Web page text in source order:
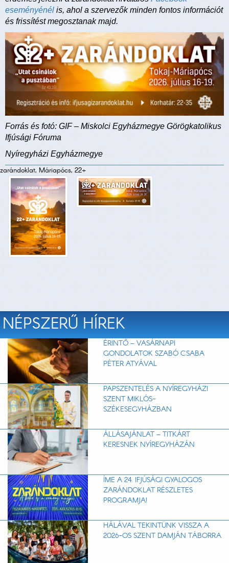
eseményénél is, ahol a szervezők minden fontos információt
és frissítést megosztanak majd.
Forrás és fotó: GIF – Miskolci Egyházmegye Görögkatolikus
Ifjúsági Fóruma
Nyíregyházi Egyházmegye
zarándoklat, Máriapócs, 22+
NÉPSZERŰ HÍREK
ÉRINTŐ – VASÁRNAPI
GONDOLATOK SZABÓ CSABA
PÉTER ATYÁVAL
PAPSZENTELÉS A NYÍREGYHÁZI
SZENT MIKLÓS-
SZÉKESEGYHÁZBAN
ÁLLÁSAJÁNLAT – TITKÁRT
KERESNEK NYÍREGYHÁZÁN
ÍME A 24. IFJÚSÁGI GYALOGOS
ZARÁNDOKLAT RÉSZLETES
PROGRAMJA!
HÁLÁVAL TEKINTÜNK VISSZA A
2026-OS SZENT DAMJÁN TÁBORRA